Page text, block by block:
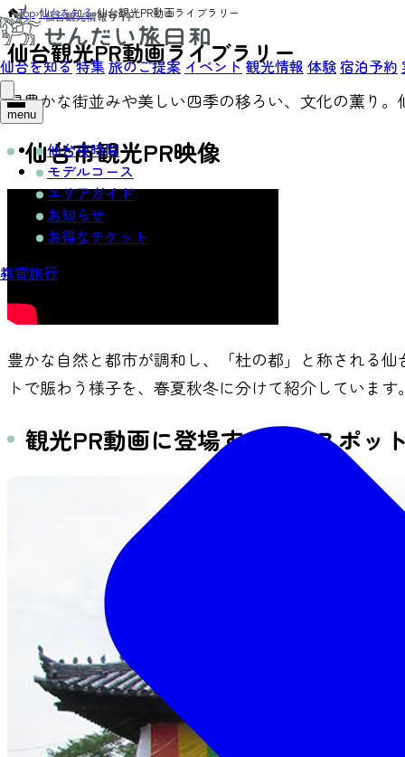
仙台を知る特集旅のご提案 イベント観光情報 体験宿泊予約
menu
仙台夜時間
モデルコース
エリアガイド
お知らせ
お得なチケット
教育旅行
Top›仙台を知る›仙台観光PR動画ライブラリー
仙台観光PR動画ライブラリー
緑豊かな街並みや美しい四季の移ろい、文化の薫り
仙台市観光PR映像
豊かな自然と都市が調和し、「杜の都」と称される
トで賑わう様子を、春夏秋冬に分けて紹介しています
観光PR動画に登場する観光スポッ